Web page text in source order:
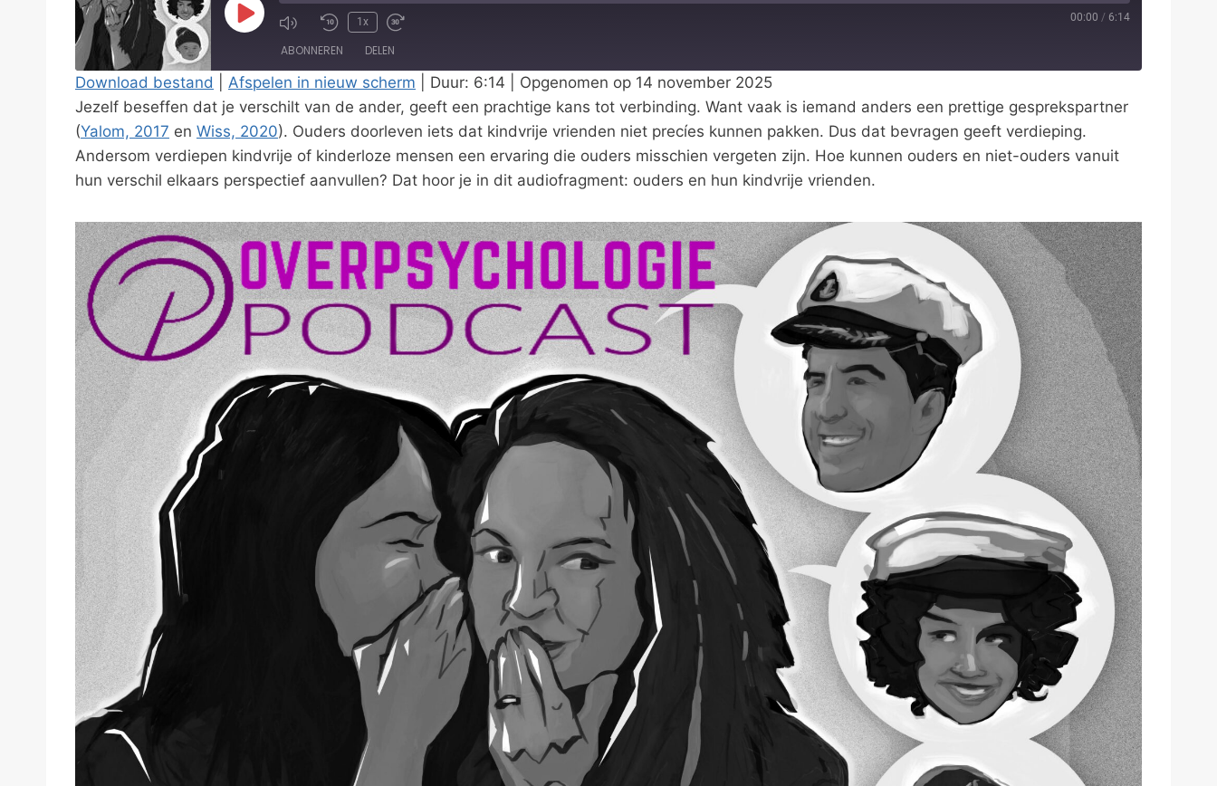
P
a
y
E
p
i
o
d
e
1x 00:00 / 6:14
ABONNEREN DELEN
RSS FEED
DELEN
LINK
EMBED
Download bestand Afspelen in nieuw scherm Duur: 6:14
Opgenomen op 14 november 2025
Jezelf beseffen dat je verschilt van de ander, geeft een prachtige kans tot verbinding. Want vaak is iemand anders een prettige gesprekspartner
(Yalom, 2017 en Wiss, 2020). Ouders doorleven iets dat kindvrije vrienden niet precíes kunnen pakken. Dus dat bevragen geeft verdieping.
Andersom verdiepen kindvrije of kinderloze mensen een ervaring die ouders misschien vergeten zijn. Hoe kunnen ouders en niet-ouders vanuit
hun verschil elkaars perspectief aanvullen? Dat hoor je in dit audiofragment: ouders en hun kindvrije vrienden.